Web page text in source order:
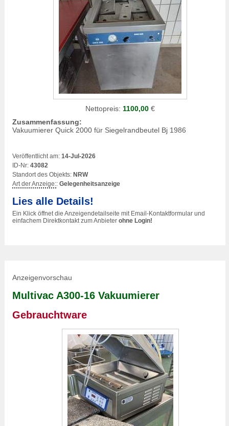
Nettopreis: 1100,00 €
Zusammenfassung:
Vakuumierer Quick 2000 für Siegelrandbeutel Bj 1986
Veröffentlicht am: 14-Jul-2026
ID-Nr: 43082
Standort des Objekts: NRW
Art der Anzeige:: Gelegenheitsanzeige
Lies alle Details!
Ein Klick öffnet die Anzeigendetailseite mit Email-Kontaktformular und
einfachem Direktkontakt zum Anbieter ohne Login!
Anzeigenvorschau
Multivac A300-16 Vakuumierer
Gebrauchtware